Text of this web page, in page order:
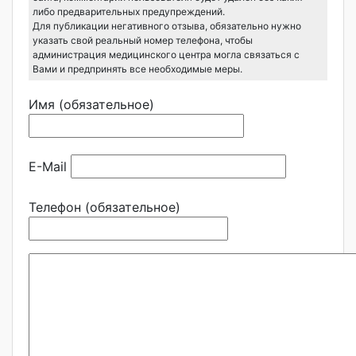
либо предварительных предупреждений.
Для публикации негативного отзыва, обязательно нужно
указать свой реальный номер телефона, чтобы
администрация медицинского центра могла связаться с
Вами и предпринять все необходимые меры.
Имя (обязательное)
E-Mail
Телефон (обязательное)